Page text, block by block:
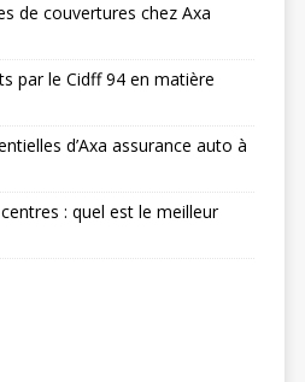
de couvertures chez Axa
par le Cidff 94 en matière
d’Axa assurance auto à
: quel est le meilleur